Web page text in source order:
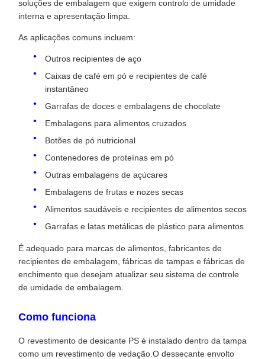
soluções de embalagem que exigem controlo de umidade
interna e apresentação limpa.
As aplicações comuns incluem:
Outros recipientes de aço
Caixas de café em pó e recipientes de café
instantâneo
Garrafas de doces e embalagens de chocolate
Embalagens para alimentos cruzados
Botões de pó nutricional
Contenedores de proteínas em pó
Outras embalagens de açúcares
Embalagens de frutas e nozes secas
Alimentos saudáveis e recipientes de alimentos secos
Garrafas e latas metálicas de plástico para alimentos
É adequado para marcas de alimentos, fabricantes de
recipientes de embalagem, fábricas de tampas e fábricas de
enchimento que desejam atualizar seu sistema de controle
de umidade de embalagem.
Como funciona
O revestimento de desicante PS é instalado dentro da tampa
como um revestimento de vedação.O dessecante envolto